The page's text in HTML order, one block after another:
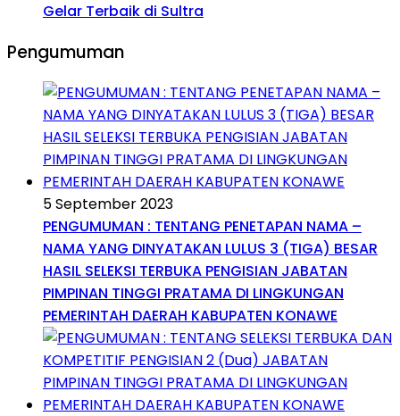
Gelar Terbaik di Sultra
Pengumuman
5 September 2023
PENGUMUMAN : TENTANG PENETAPAN NAMA –
NAMA YANG DINYATAKAN LULUS 3 (TIGA) BESAR
HASIL SELEKSI TERBUKA PENGISIAN JABATAN
PIMPINAN TINGGI PRATAMA DI LINGKUNGAN
PEMERINTAH DAERAH KABUPATEN KONAWE